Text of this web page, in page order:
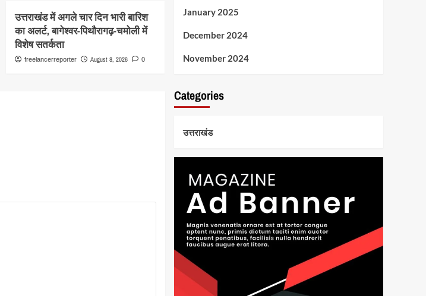
उत्तराखंड में अगले चार दिन भारी बारिश
का अलर्ट, बागेश्वर-पिथौरागढ़-चमोली में
विशेष सतर्कता
freelancerreporter August 8, 2026 0
January 2025
December 2024
November 2024
Categories
उत्तराखंड